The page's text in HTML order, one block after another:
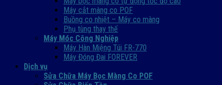
Máy cắt màng co POF
Buồng co nhiệt – Máy co màng
Phụ tùng thay thế
Máy Móc Công Nghiệp
Máy Hàn Miệng Túi FR-770
Máy Đóng Đai FOREVER
Dịch vụ
Sửa Chữa Máy Bọc Màng Co POF